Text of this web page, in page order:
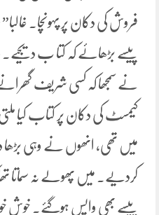
فروش کی دکان پر پہونچا.
پیسے بڑھائے کہ کتا ب
نے سمجھا کہ کسی شریف گھرانے
کیمسٹ کی دکان پر کتاب کیا
میں تھی، انھوں نے وہی بڑھا
کردیے. میں پھولے نہ سماتا
پیسے بھی واپس ہوگئے. خوش